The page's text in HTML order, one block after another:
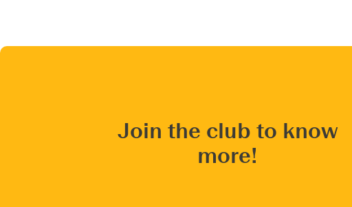
Join the club to know
more!